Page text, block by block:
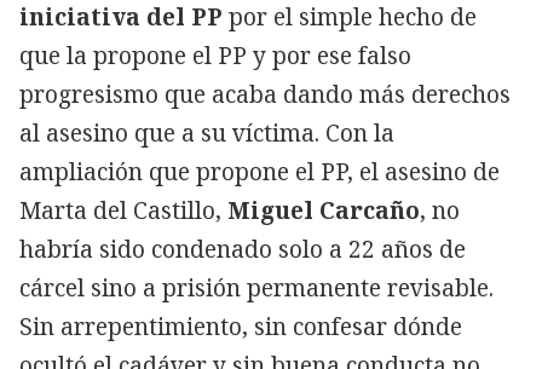
iniciativa del PP por el simple hecho de
que la propone el PP y por ese falso
progresismo que acaba dando más derechos
al asesino que a su víctima. Con la
ampliación que propone el PP, el asesino de
Marta del Castillo, Miguel Carcaño, no
habría sido condenado solo a 22 años de
cárcel sino a prisión permanente revisable.
Sin arrepentimiento, sin confesar dónde